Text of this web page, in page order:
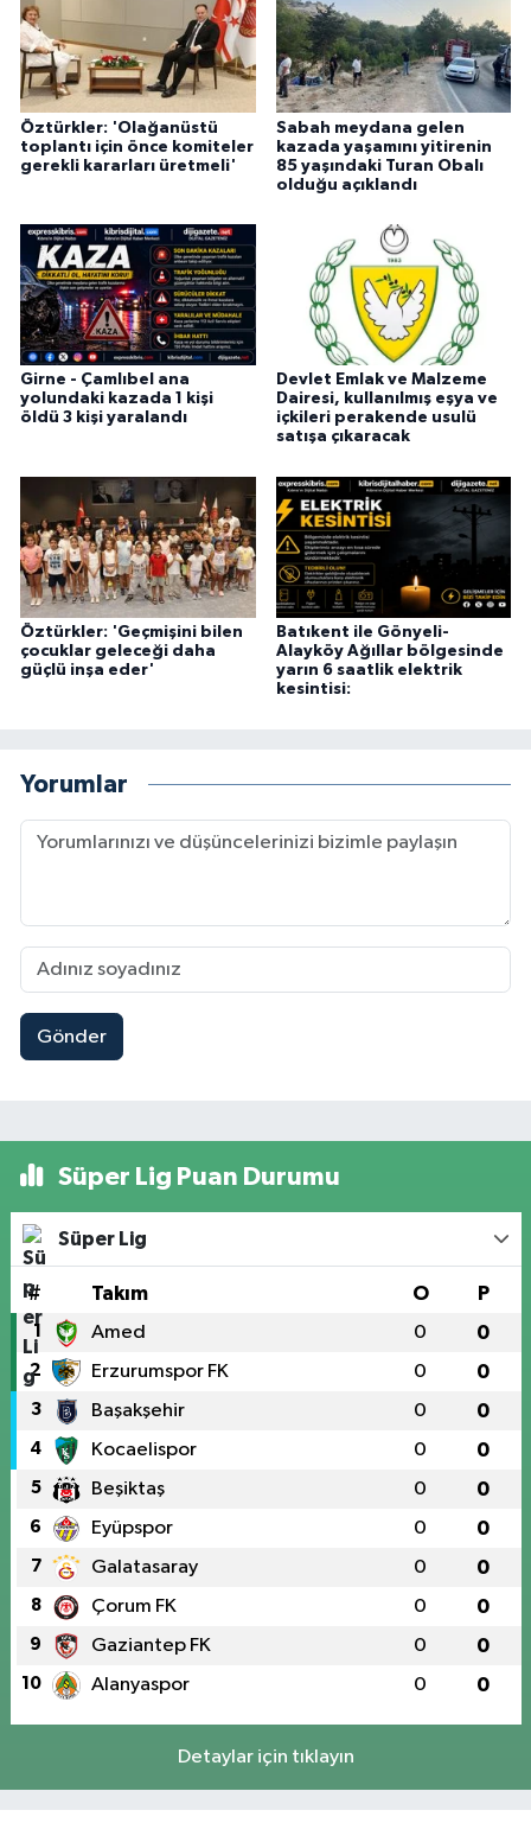
Öztürkler: 'Olağanüstü
toplantı için önce komiteler
gerekli kararları üretmeli'
Sabah meydana gelen
kazada yaşamını yitirenin
85 yaşındaki Turan Obalı
olduğu açıklandı
Girne - Çamlıbel ana
yolundaki kazada 1 kişi
öldü 3 kişi yaralandı
Devlet Emlak ve Malzeme
Dairesi, kullanılmış eşya ve
içkileri perakende usulü
satışa çıkaracak
Öztürkler: 'Geçmişini bilen
çocuklar geleceği daha
güçlü inşa eder'
Batıkent ile Gönyeli-
Alayköy Ağıllar bölgesinde
yarın 6 saatlik elektrik
kesintisi:
Yorumlar
Gönder
Süper Lig Puan Durumu
Süper Lig
# Takım O P
1 Amed 0 0
2 Erzurumspor FK 0 0
3 Başakşehir 0 0
4 Kocaelispor 0 0
5 Beşiktaş 0 0
6 Eyüpspor 0 0
7 Galatasaray 0 0
8 Çorum FK 0 0
9 Gaziantep FK 0 0
10 Alanyaspor 0 0
Detaylar için tıklayın